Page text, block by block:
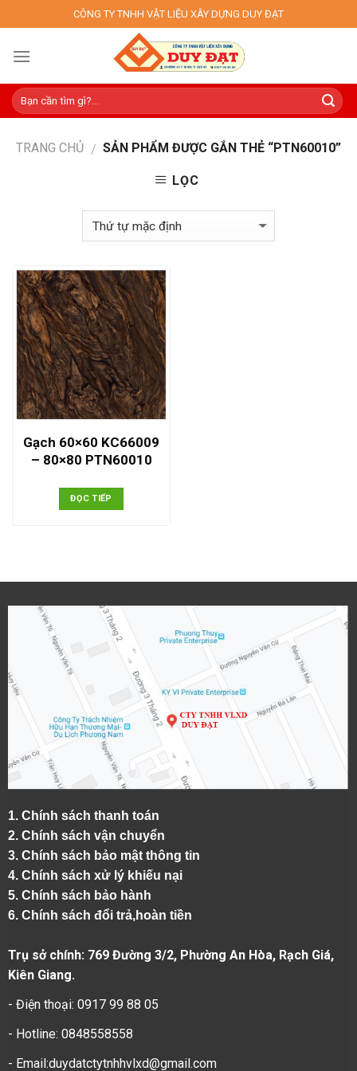
to
content
CÔNG TY TNHH VẬT LIỆU XÂY DỰNG DUY ĐẠT
TRANG CHỦ / SẢN PHẨM ĐƯỢC GẮN THẺ “PTN60010”
LỌC
Gạch 60×60 KC66009
– 80×80 PTN60010
ĐỌC TIẾP
1. Chính sách thanh toán
2. Chính sách vận chuyển
3. Chính sách bảo mật thông tin
4. Chính sách xử lý khiếu nại
5. Chính sách bảo hành
6. Chính sách đổi trả,hoàn tiền
Trụ sở chính: 769 Đường 3/2, Phường An Hòa, Rạch Giá,
Kiên Giang.
- Điện thoại: 0917 99 88 05
- Hotline: 0848558558
- Email:duydatctytnhhvlxd@gmail.com